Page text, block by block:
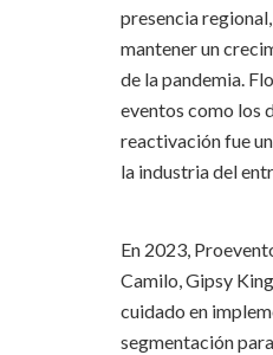
presencia
mantener un
de la pandemia.
eventos como los
reactivación fue
la industria del
En 2023,
Camilo, Gipsy
cuidado en
segmentación